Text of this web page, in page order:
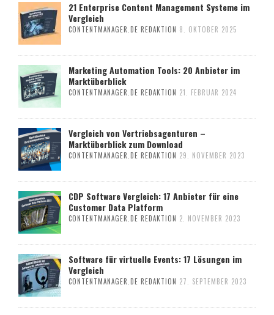
21 Enterprise Content Management Systeme im
Vergleich
CONTENTMANAGER.DE REDAKTION 8. OKTOBER 2025
Marketing Automation Tools: 20 Anbieter im
Marktüberblick
CONTENTMANAGER.DE REDAKTION 21. FEBRUAR 2024
Vergleich von Vertriebsagenturen –
Marktüberblick zum Download
CONTENTMANAGER.DE REDAKTION 29. NOVEMBER 2023
CDP Software Vergleich: 17 Anbieter für eine
Customer Data Platform
CONTENTMANAGER.DE REDAKTION 2. NOVEMBER 2023
Software für virtuelle Events: 17 Lösungen im
Vergleich
CONTENTMANAGER.DE REDAKTION 27. SEPTEMBER 2023